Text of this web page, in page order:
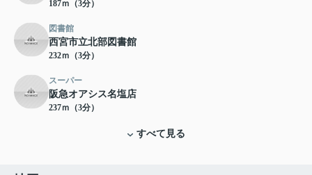
187ｍ（3分）
図書館
西宮市立北部図書館
232ｍ（3分）
スーパー
阪急オアシス名塩店
237ｍ（3分）
すべて見る